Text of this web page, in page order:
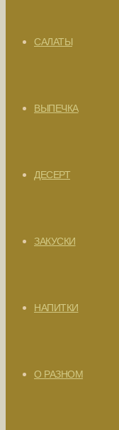
САЛАТЫ
ВЫПЕЧКА
ДЕСЕРТ
ЗАКУСКИ
НАПИТКИ
О РАЗНОМ